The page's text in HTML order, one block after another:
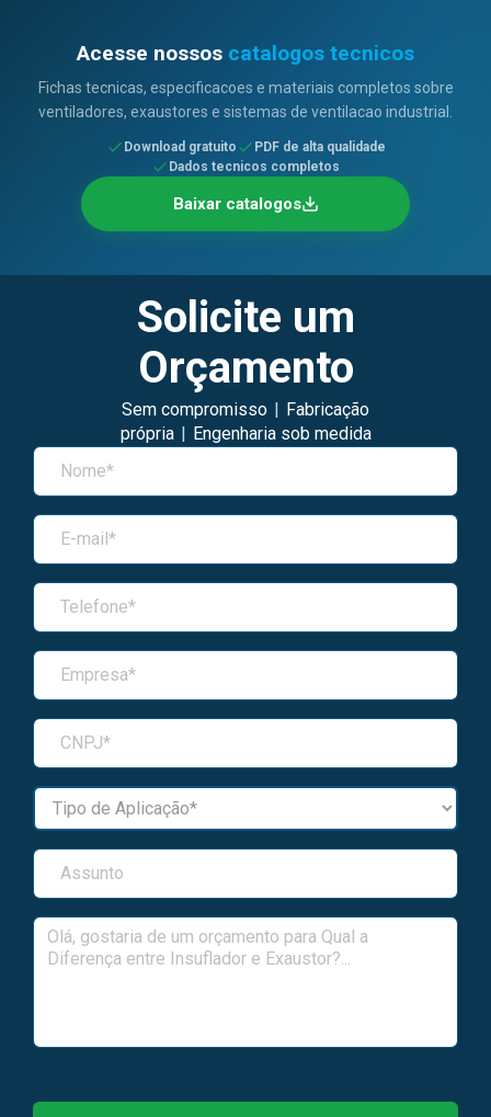
Acesse nossos catalogos tecnicos
Fichas tecnicas, especificacoes e materiais completos sobre
ventiladores, exaustores e sistemas de ventilacao industrial.
Download gratuito
PDF de alta qualidade
Dados tecnicos completos
Baixar catalogos
Solicite um
Orçamento
Sem compromisso
Fabricação
própria
Engenharia sob medida